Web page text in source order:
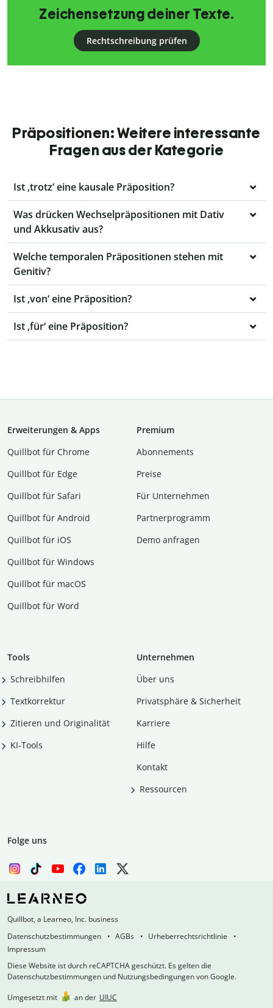
Zeichensetzung deiner Texte.
Rechtschreibung prüfen
Präpositionen: Weitere interessante
Fragen aus der Kategorie
Ist ‚trotz‘ eine kausale Präposition?
Was drücken Wechselpräpositionen mit Dativ
und Akkusativ aus?
Welche temporalen Präpositionen stehen mit
Genitiv?
Ist ‚von‘ eine Präposition?
Ist ‚für‘ eine Präposition?
Erweiterungen & Apps
Quillbot für Chrome
Quillbot für Edge
Quillbot für Safari
Quillbot für Android
Quillbot für iOS
Quillbot für Windows
Quillbot für macOS
Quillbot für Word
Premium
Abon­ne­ments
Preise
Für Unternehmen
Partnerprogramm
Demo anfragen
Tools
Schreibhilfen
Textkorrektur
Zitieren und Originalität
KI-Tools
Unternehmen
Über uns
Privatsphäre & Sicherheit
Karriere
Hilfe
Kontakt
Ressourcen
Folge uns
Quillbot, a Learneo, Inc. business
Datenschutzbestimmungen
AGBs
Urheberrechtsrichtlinie
Impressum
Diese Website ist durch reCAPTCHA geschützt. Es gelten die
Datenschutzbestimmungen und Nutzungsbedingungen von Google.
Umgesetzt mit
an der UIUC